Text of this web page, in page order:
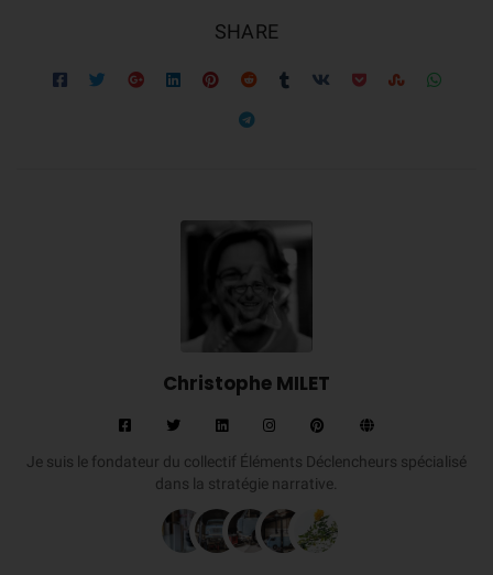
SHARE
Christophe MILET
Je suis le fondateur du collectif Éléments Déclencheurs spécialisé
dans la stratégie narrative.